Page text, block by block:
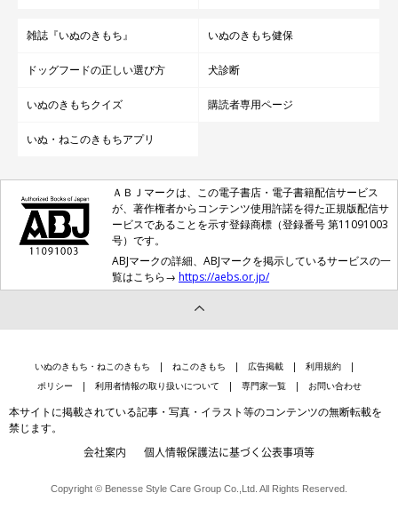
雑誌『いぬのきもち』 いぬのきもち健保
ドッグフードの正しい選び方 犬診断
いぬのきもちクイズ 購読者専用ページ
いぬ・ねこのきもちアプリ
ＡＢＪマークは、この電子書店・電子書籍配信サービス
が、著作権者からコンテンツ使用許諾を得た正規版配信サ
ービスであることを示す登録商標（登録番号 第11091003
号）です。
ABJマークの詳細、ABJマークを掲示しているサービスの一
覧はこちら→ https://aebs.or.jp/
いぬのきもち・ねこのきもち ねこのきもち 広告掲載
利用規約
ポリシー
利用者情報の取り扱いについて 専門家一覧 お問い合わせ
本サイトに掲載されている記事・写真・イラスト等のコンテンツの無断転載を
禁じます。
会社案内 個人情報保護法に基づく公表事項等
Copyright © Benesse Style Care Group Co.,Ltd. All Rights Reserved.